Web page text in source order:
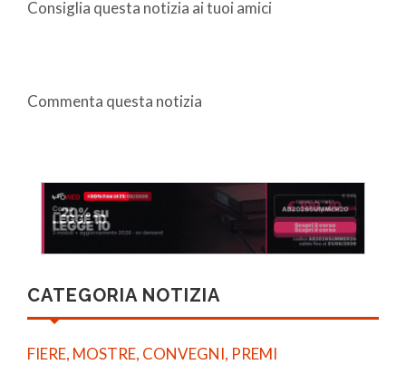
Consiglia questa notizia ai tuoi amici
Commenta questa notizia
CATEGORIA NOTIZIA
FIERE, MOSTRE, CONVEGNI, PREMI